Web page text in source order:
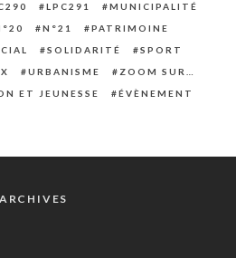
LPC291
MUNICIPALITÉ
N°21
PATRIMOINE
SOLIDARITÉ
SPORT
URBANISME
ZOOM SUR…
ET JEUNESSE ÉVÈNEMENT
ARCHIVES